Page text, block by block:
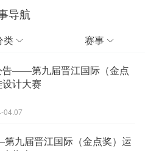
导航
类  赛事 
告——第九届晋江国际（金点
计大赛
04.07
第九届晋江国际（金点奖）运